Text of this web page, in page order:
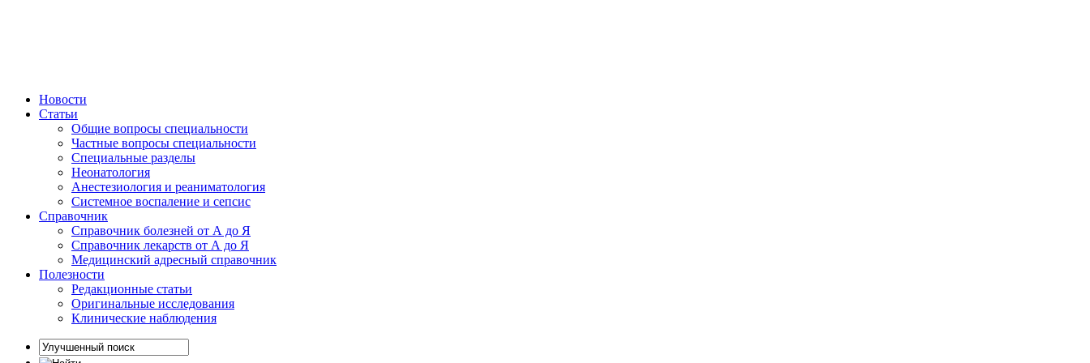
Новости
Статьи
Общие вопросы специальности
Частные вопросы специальности
Специальные разделы
Неонатология
Анестезиология и реаниматология
Системное воспаление и сепсис
Справочник
Справочник болезней от А до Я
Справочник лекарств от А до Я
Медицинский адресный справочник
Полезности
Редакционные статьи
Оригинальные исследования
Клинические наблюдения